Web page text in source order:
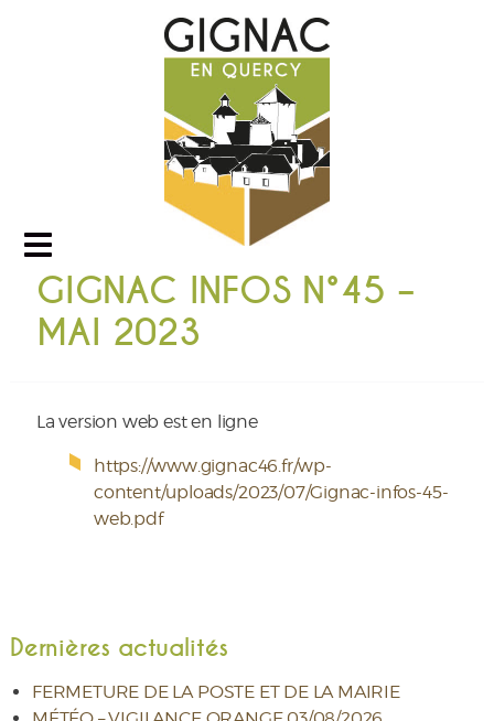
GIGNAC INFOS N°45 –
MAI 2023
La version web est en ligne
https://www.gignac46.fr/wp-
content/uploads/2023/07/Gignac-infos-45-
web.pdf
Dernières actualités
FERMETURE DE LA POSTE ET DE LA MAIRIE